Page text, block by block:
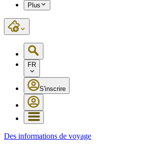
Plus
FR
S'inscrire
Des informations de voyage